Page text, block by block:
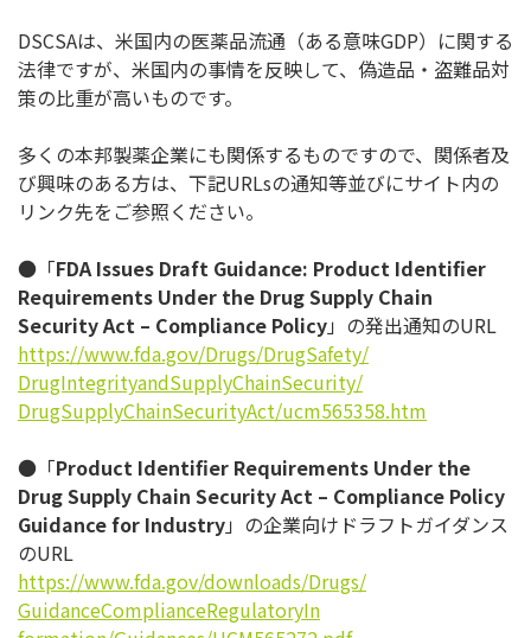
DSCSAは、米国内の医薬品流通（ある意味GDP） に関する
法律ですが、米国内の事情を反映して、偽造品・ 盗難品対
策の比重が高いものです。
多くの本邦製薬企業にも関係するものですので、 関係者及
び興味のある方は、下記URLsの通知等並びにサイト内の
リンク先をご参照ください。
●「FDA Issues Draft Guidance: Product Identifier
Requirements Under the Drug Supply Chain
Security Act – Compliance Policy」の発出通知のURL
https://www.fda.gov/Drugs/DrugSafety/
DrugIntegrityandSupplyChainSecurity/
DrugSupplyChainSecurityAct/ucm565358.htm
●「Product Identifier Requirements Under the
Drug Supply Chain Security Act – Compliance Policy
Guidance for Industry」の企業向けドラフトガイダンス
のURL
https://www.fda.gov/downloads/Drugs/
GuidanceComplianceRegulatoryIn